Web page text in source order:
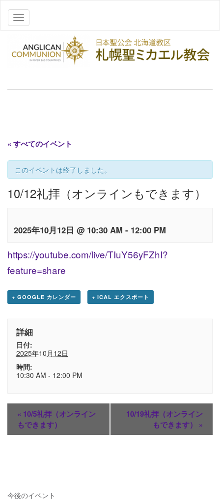
ナビゲーションを切り替え
« すべてのイベント
このイベントは終了しました。
10/12礼拝（オンラインもできます）
2025年10月12日 @ 10:30 AM - 12:00 PM
https://youtube.com/live/TIuY56yFZhI?
feature=share
+ GOOGLE カレンダー + ICAL エクスポート
詳細
日付:
2025年10月12日
時間:
10:30 AM - 12:00 PM
« 10/5礼拝（オンライン
もできます）
10/19礼拝（オンライン
もできます） »
今後のイベント